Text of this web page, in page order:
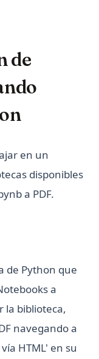
de
en un
disponibles
a PDF.
de Python que
a
la biblioteca,
navegando a
HTML' en su